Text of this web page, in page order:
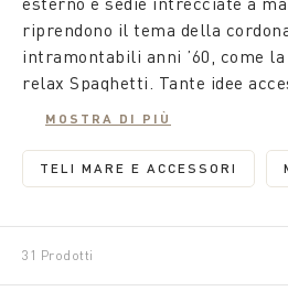
riprendono il tema della
intramontabili anni ’60, come
relax Spaghetti. Tante idee
d'arredo per trasformare le
MOSTRA DI PIÙ
TELI MARE E ACCESSORI
REFINE BY
31 Prodotti